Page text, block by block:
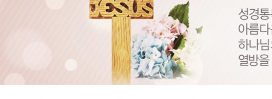
교회둘러보기
섬기는분들
교회발자취
온라인 헌금